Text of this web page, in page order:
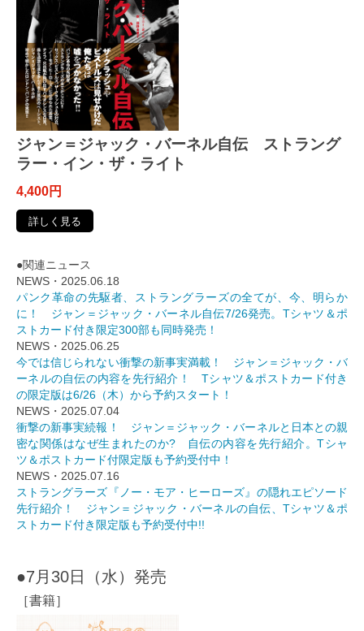
ジャン＝ジャック・バーネル自伝 ストラング
ラー・イン・ザ・ライト
4,400円
詳しく見る
●関連ニュース
NEWS・2025.06.18
パンク革命の先駆者、ストラングラーズの全てが、今、明らか
に！ ジャン＝ジャック・バーネル自伝7/26発売。Tシャツ＆ポ
ストカード付き限定300部も同時発売！
NEWS・2025.06.25
今では信じられない衝撃の新事実満載！ ジャン＝ジャック・バ
ーネルの自伝の内容を先行紹介！ Tシャツ＆ポストカード付き
の限定版は6/26（木）から予約スタート！
NEWS・2025.07.04
衝撃の新事実続報！ ジャン＝ジャック・バーネルと日本との親
密な関係はなぜ生まれたのか? 自伝の内容を先行紹介。Tシャ
ツ＆ポストカード付限定版も予約受付中！
NEWS・2025.07.16
ストラングラーズ『ノー・モア・ヒーローズ』の隠れエピソード
先行紹介！ ジャン＝ジャック・バーネルの自伝、Tシャツ＆ポ
ストカード付き限定版も予約受付中!!
●7月30日（水）発売
［書籍］